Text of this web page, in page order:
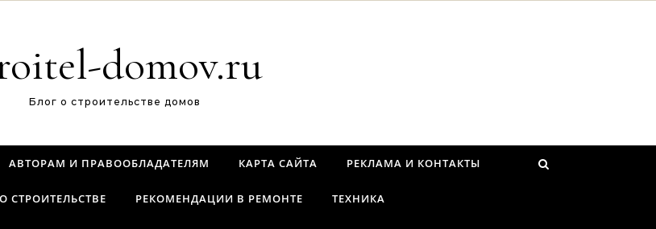
domov.ru
Блог о строительстве домов
АВТОРАМ И ПРАВООБЛАДАТЕЛЯМ КАРТА САЙТА РЕКЛАМА И КОНТАКТЫ
О СТРОИТЕЛЬСТВЕ РЕКОМЕНДАЦИИ В РЕМОНТЕ ТЕХНИКА